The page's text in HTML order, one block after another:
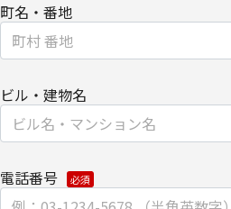
町名・番地
ビル・建物名
電話番号